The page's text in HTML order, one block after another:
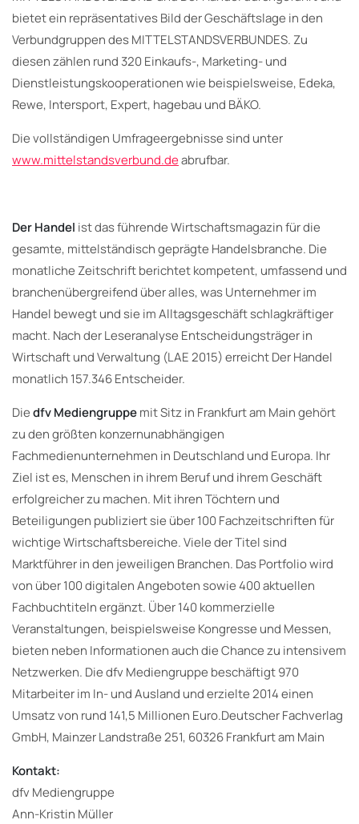
bietet ein repräsentatives Bild der Geschäftslage in den
Verbundgruppen des MITTELSTANDSVERBUNDES. Zu
diesen zählen rund 320 Einkaufs-, Marketing- und
Dienstleistungskooperationen wie beispielsweise, Edeka,
Rewe, Intersport, Expert, hagebau und BÄKO.
Die vollständigen Umfrageergebnisse sind unter
www.mittelstandsverbund.deabrufbar.
Der Handel ist das führende Wirtschaftsmagazin für die
gesamte, mittelständisch geprägte Handelsbranche. Die
monatliche Zeitschrift berichtet kompetent, umfassend und
branchenübergreifend über alles, was Unternehmer im
Handel bewegt und sie im Alltagsgeschäft schlagkräftiger
macht. Nach der Leseranalyse Entscheidungsträger in
Wirtschaft und Verwaltung (LAE 2015) erreicht Der Handel
monatlich 157.346 Entscheider.
Diedfv Mediengruppemit Sitz in Frankfurt am Main gehört
zu den größten konzernunabhängigen
Fachmedienunternehmen in Deutschland und Europa. Ihr
Ziel ist es, Menschen in ihrem Beruf und ihrem Geschäft
erfolgreicher zu machen. Mit ihren Töchtern und
Beteiligungen publiziert sie über 100 Fachzeitschriften für
wichtige Wirtschaftsbereiche. Viele der Titel sind
Marktführer in den jeweiligen Branchen. Das Portfolio wird
von über 100 digitalen Angeboten sowie 400 aktuellen
Fachbuchtiteln ergänzt. Über 140 kommerzielle
Veranstaltungen, beispielsweise Kongresse und Messen,
bieten neben Informationen auch die Chance zu intensivem
Netzwerken. Die dfv Mediengruppe beschäftigt 970
Mitarbeiter im In- und Ausland und erzielte 2014 einen
Umsatz von rund 141,5 Millionen Euro.Deutscher Fachverlag
GmbH, Mainzer Landstraße 251, 60326 Frankfurt am Main
Kontakt:
dfv Mediengruppe
Ann-Kristin Müller